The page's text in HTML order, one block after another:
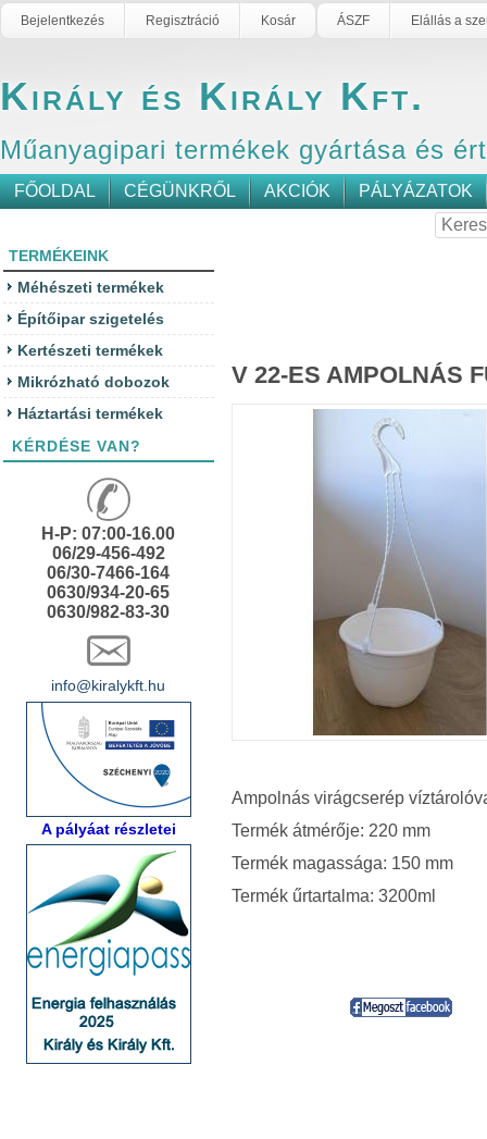
Bejelentkezés Regisztráció Kosár ÁSZF Elállás a
Király és Király Kft.
Műanyagipari termékek gyártása és
FŐOLDAL CÉGÜNKRŐL AKCIÓK PÁLYÁZATOK
TERMÉKEINK
Méhészeti termékek
Építőipar szigetelés
Kertészeti termékek
Mikrózható dobozok
Háztartási termékek
KÉRDÉSE VAN?
H-P: 07:00-16.00
06/29-456-492
06/30-7466-164
0630/934-20-65
0630/982-83-30
info@kiralykft.hu
A pályáat részletei
V 22-ES AMPOLNÁS
Ampolnás virágcserép
Termék átmérője: 220 mm
Termék magassága: 150 mm
Termék űrtartalma: 3200ml